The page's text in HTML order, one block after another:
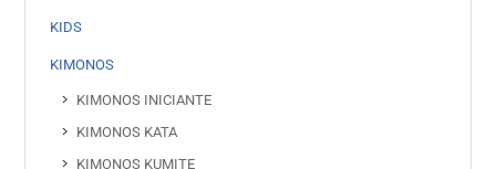
KIDS
KIMONOS
KIMONOS INICIANTE
KIMONOS KATA
KIMONOS KUMITE